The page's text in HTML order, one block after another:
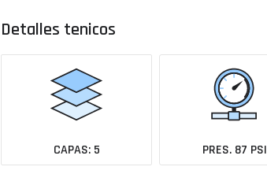
Detalles tenicos
CAPAS: 5 PRES. 87 PSI